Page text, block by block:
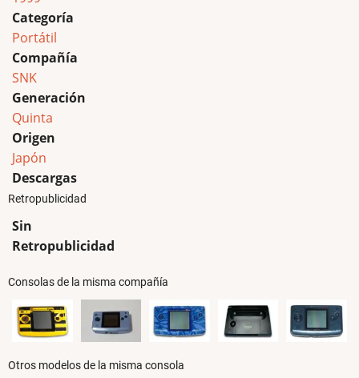
Categoría
Portátil
Compañía
SNK
Generación
Quinta
Origen
Japón
Descargas
Retropublicidad
Sin
Retropublicidad
Consolas de la misma compañía
Otros modelos de la misma consola